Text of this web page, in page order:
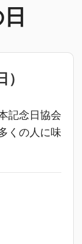
）
記念日協会
くの人に味